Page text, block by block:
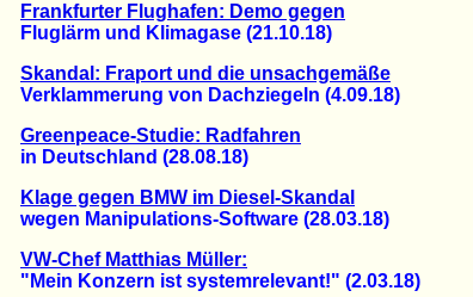
Frankfurter Flughafen: Demo gegen
Fluglärm und Klimagase (21.10.18)
Skandal: Fraport und die unsachgemäße
Verklammerung von Dachziegeln (4.09.18)
Greenpeace-Studie: Radfahren
in Deutschland (28.08.18)
Klage gegen BMW im Diesel-Skandal
wegen Manipulations-Software (28.03.18)
VW-Chef Matthias Müller:
"Mein Konzern ist systemrelevant!" (2.03.18)